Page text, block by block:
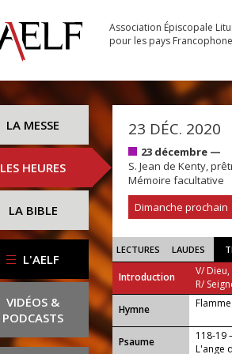
Association Épiscopale
pour les pays
LA MESSE
LES HEURES
LA BIBLE
L'AELF
VIDÉOS &
PODCASTS
23 DÉC. 2020
23 décembre —
S. Jean de Kenty,
Mémoire facultative
Dimanche prochain
LECTURES LAUDES
Introduction
V/
R/
...
Hymne
Psaume
118-19
L'ange